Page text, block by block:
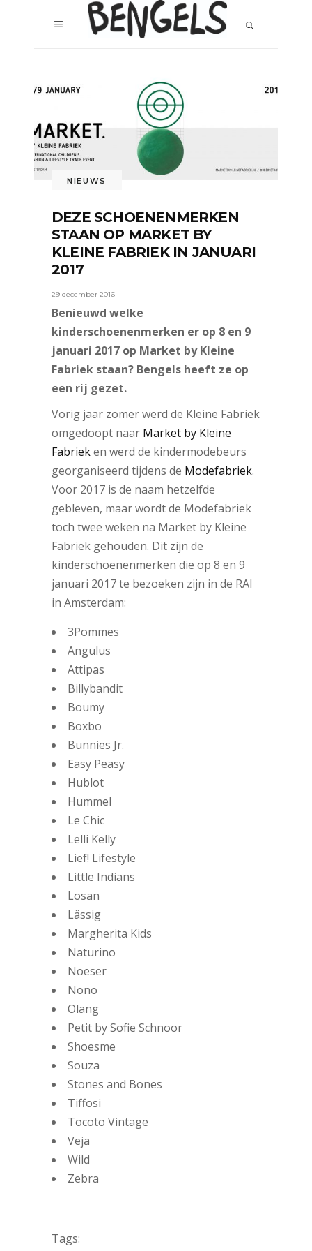
NIEUWS
DEZE SCHOENENMERKEN
STAAN OP MARKET BY
KLEINE FABRIEK IN JANUARI
2017
29 december 2016
Benieuwd welke
kinderschoenenmerken er op 8 en 9
januari 2017 op Market by Kleine
Fabriek staan? Bengels heeft ze op
een rij gezet.
Vorig jaar zomer werd de Kleine Fabriek
omgedoopt naar Market by Kleine
Fabrieken werd de kindermodebeurs
georganiseerd tijdens de Modefabriek.
Voor 2017 is de naam hetzelfde
gebleven, maar wordt de Modefabriek
toch twee weken na Market by Kleine
Fabriek gehouden. Dit zijn de
kinderschoenenmerken die op 8 en 9
januari 2017 te bezoeken zijn in de RAI
in Amsterdam:
3Pommes
Angulus
Attipas
Billybandit
Boumy
Boxbo
Bunnies Jr.
Easy Peasy
Hublot
Hummel
Le Chic
Lelli Kelly
Lief! Lifestyle
Little Indians
Losan
Lässig
Margherita Kids
Naturino
Noeser
Nono
Olang
Petit by Sofie Schnoor
Shoesme
Souza
Stones and Bones
Tiffosi
Tocoto Vintage
Veja
Wild
Zebra
Tags: